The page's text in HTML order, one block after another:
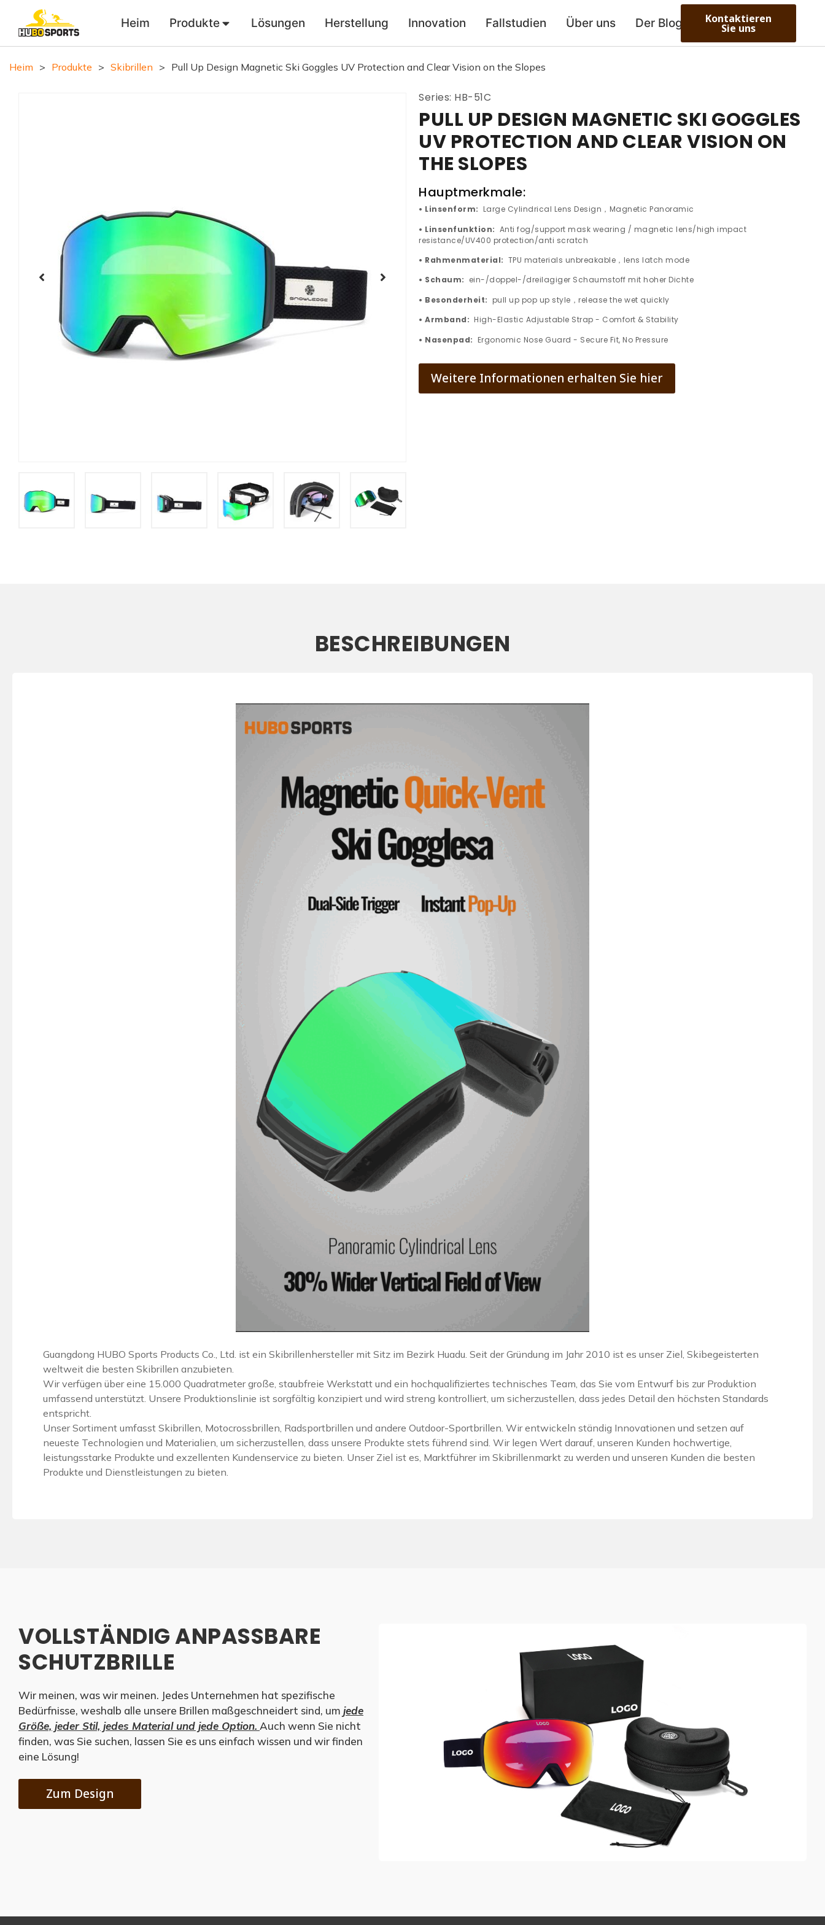
Heim Produkte Lösungen Herstellung Innovation Fallstudien Über uns Der Blog Kontaktieren
Sie uns
Heim > Produkte > Skibrillen > Pull Up Design Magnetic Ski Goggles UV Protection and Clear Vision on the Slopes
Series: HB-51C
PULL UP DESIGN MAGNETIC SKI GOGGLES
UV PROTECTION AND CLEAR VISION ON
THE SLOPES
Hauptmerkmale:
• Linsenform: Large Cylindrical Lens Design，Magnetic Panoramic
• Linsenfunktion: Anti fog/support mask wearing / magnetic lens/high impact
resistance/UV400 protection/anti scratch
• Rahmenmaterial: TPU materials unbreakable，lens latch mode
• Schaum: ein-/doppel-/dreilagiger Schaumstoff mit hoher Dichte
• Besonderheit: pull up pop up style，release the wet quickly
• Armband: High-Elastic Adjustable Strap - Comfort & Stability
• Nasenpad: Ergonomic Nose Guard - Secure Fit, No Pressure
Weitere Informationen erhalten Sie hier
BESCHREIBUNGEN
Guangdong HUBO Sports Products Co., Ltd. ist ein Skibrillenhersteller mit Sitz im Bezirk Huadu. Seit der Gründung im Jahr 2010 ist es unser Ziel, Skibegeisterten
weltweit die besten Skibrillen anzubieten.
Wir verfügen über eine 15.000 Quadratmeter große, staubfreie Werkstatt und ein hochqualifiziertes technisches Team, das Sie vom Entwurf bis zur Produktion
umfassend unterstützt. Unsere Produktionslinie ist sorgfältig konzipiert und wird streng kontrolliert, um sicherzustellen, dass jedes Detail den höchsten Standards
entspricht.
Unser Sortiment umfasst Skibrillen, Motocrossbrillen, Radsportbrillen und andere Outdoor-Sportbrillen. Wir entwickeln ständig Innovationen und setzen auf
neueste Technologien und Materialien, um sicherzustellen, dass unsere Produkte stets führend sind. Wir legen Wert darauf, unseren Kunden hochwertige,
leistungsstarke Produkte und exzellenten Kundenservice zu bieten. Unser Ziel ist es, Marktführer im Skibrillenmarkt zu werden und unseren Kunden die besten
Produkte und Dienstleistungen zu bieten.
VOLLSTÄNDIG ANPASSBARE
SCHUTZBRILLE
Wir meinen, was wir meinen. Jedes Unternehmen hat spezifische
Bedürfnisse, weshalb alle unsere Brillen maßgeschneidert sind, um jede
Größe, jeder Stil, jedes Material und jede Option. Auch wenn Sie nicht
finden, was Sie suchen, lassen Sie es uns einfach wissen und wir finden
eine Lösung!
Zum Design